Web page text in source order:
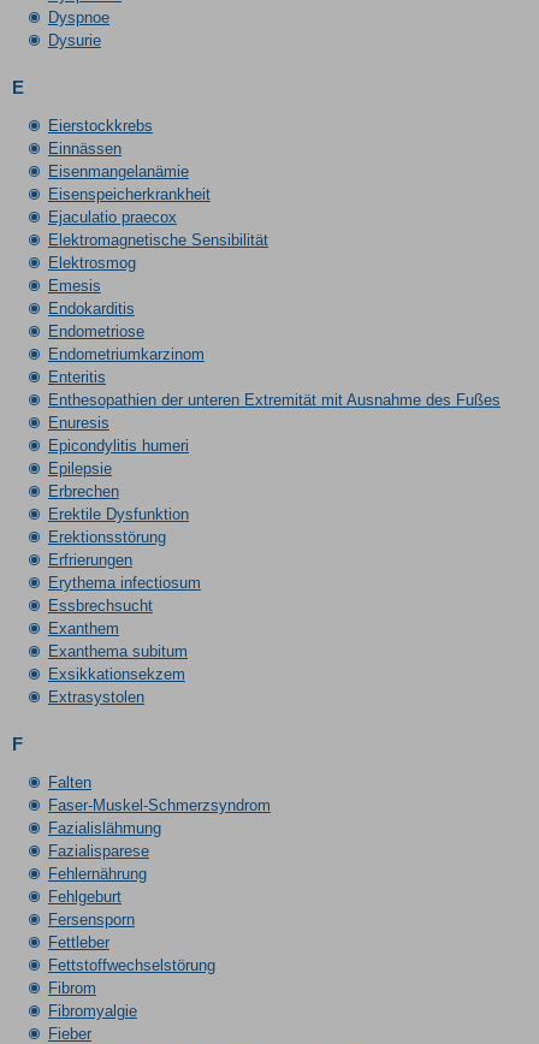
Dyspnoe
Dysurie
E
Eierstockkrebs
Einnässen
Eisenmangelanämie
Eisenspeicherkrankheit
Ejaculatio praecox
Elektromagnetische Sensibilität
Elektrosmog
Emesis
Endokarditis
Endometriose
Endometriumkarzinom
Enteritis
Enthesopathien der unteren Extremität mit Ausnahme des Fußes
Enuresis
Epicondylitis humeri
Epilepsie
Erbrechen
Erektile Dysfunktion
Erektionsstörung
Erfrierungen
Erythema infectiosum
Essbrechsucht
Exanthem
Exanthema subitum
Exsikkationsekzem
Extrasystolen
F
Falten
Faser-Muskel-Schmerzsyndrom
Fazialislähmung
Fazialisparese
Fehlernährung
Fehlgeburt
Fersensporn
Fettleber
Fettstoffwechselstörung
Fibrom
Fibromyalgie
Fieber